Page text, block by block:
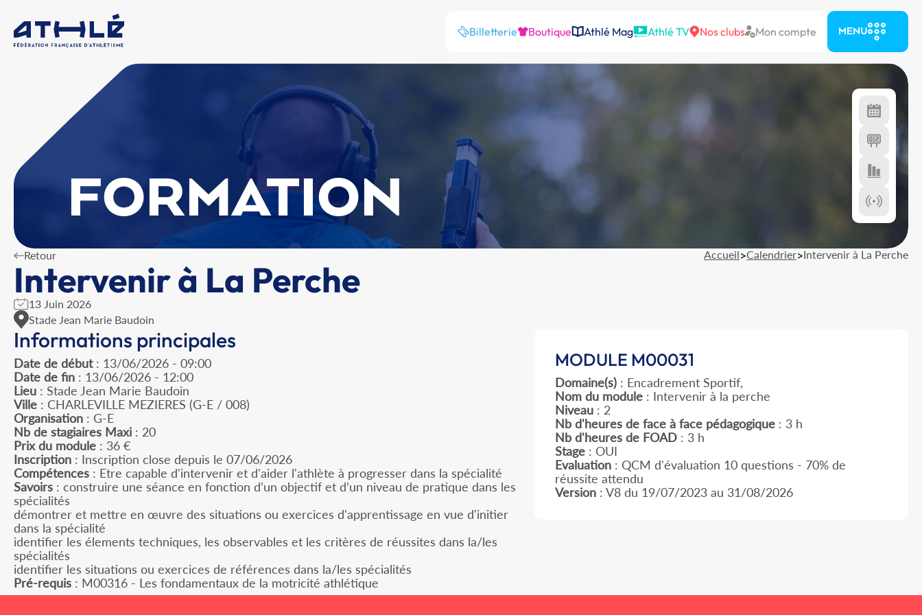
Billetterie Boutique Athlé Mag Athlé TV Nos clubs Mon compte MENU
FORMATION
Retour Accueil>Calendrier>Intervenir à La Perche
Intervenir à La Perche
13 Juin 2026
Stade Jean Marie Baudoin
Informations principales
Date de début: 13/06/2026 - 09:00
Date de fin : 13/06/2026 - 12:00
Lieu : Stade Jean Marie Baudoin
Ville : CHARLEVILLE MEZIERES (G-E / 008)
Organisation : G-E
Nb de stagiaires Maxi : 20
Prix du module : 36 €
Inscription : Inscription close depuis le 07/06/2026
Compétences : Etre capable d'intervenir et d'aider l'athlète à progresser dans la spécialité
Savoirs : construire une séance en fonction d’un objectif et d’un niveau de pratique dans les
spécialités
démontrer et mettre en œuvre des situations ou exercices d'apprentissage en vue d'initier
dans la spécialité
identifier les élements techniques, les observables et les critères de réussites dans la/les
spécialités
identifier les situations ou exercices de références dans la/les spécialités
Pré-requis : M00316 - Les fondamentaux de la motricité athlétique
MODULE M00031
Domaine(s): Encadrement Sportif,
Nom du module: Intervenir à la perche
Niveau: 2
Nb d'heures de face à face pédagogique: 3 h
Nb d'heures de FOAD: 3 h
Stage: OUI
Evaluation: QCM d'évaluation 10 questions - 70% de
réussite attendu
Version: V8 du 19/07/2023 au 31/08/2026